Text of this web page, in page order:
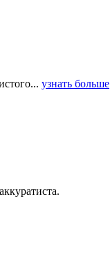
узнать больше